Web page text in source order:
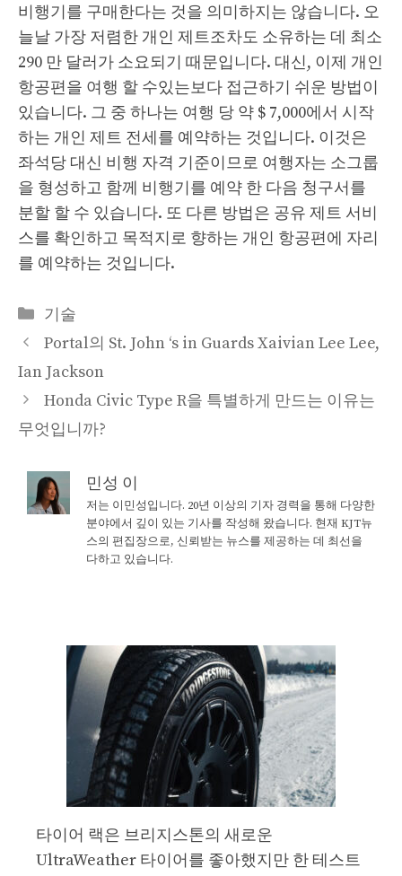
비행기를 구매한다는 것을 의미하지는 않습니다. 오
늘날 가장 저렴한 개인 제트조차도 소유하는 데 최소
290 만 달러가 소요되기 때문입니다. 대신, 이제 개인
항공편을 여행 할 수있는보다 접근하기 쉬운 방법이
있습니다. 그 중 하나는 여행 당 약 $ 7,000에서 시작
하는 개인 제트 전세를 예약하는 것입니다. 이것은
좌석당 대신 비행 자격 기준이므로 여행자는 소그룹
을 형성하고 함께 비행기를 예약 한 다음 청구서를
분할 할 수 있습니다. 또 다른 방법은 공유 제트 서비
스를 확인하고 목적지로 향하는 개인 항공편에 자리
를 예약하는 것입니다.
Categories
기술
Portal의 St. John ‘s in Guards Xaivian Lee Lee,
Ian Jackson
Honda Civic Type R을 특별하게 만드는 이유는
무엇입니까?
민성 이
저는 이민성입니다. 20년 이상의 기자 경력을 통해 다양한
분야에서 깊이 있는 기사를 작성해 왔습니다. 현재 KJT뉴
스의 편집장으로, 신뢰받는 뉴스를 제공하는 데 최선을
다하고 있습니다.
타이어 랙은 브리지스톤의 새로운
UltraWeather 타이어를 좋아했지만 한 테스트